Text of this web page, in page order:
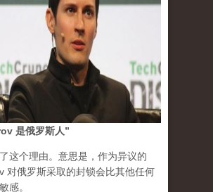
是俄罗斯人”
这个理由。意思是，作为异议的
对俄罗斯采取的封锁会比其他任何
感。